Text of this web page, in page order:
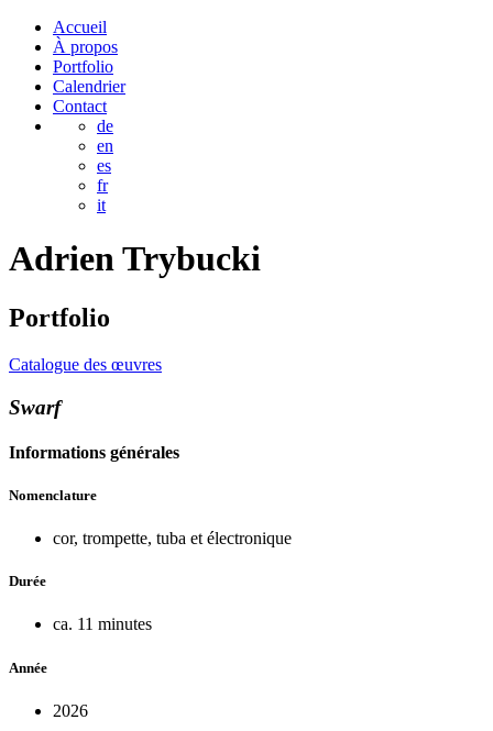
Accueil
À propos
Portfolio
Calendrier
Contact
de
en
es
fr
it
AdrienTrybucki
Portfolio
Catalogue des œuvres
Swarf
Informations générales
Nomenclature
cor, trompette, tuba et électronique
Durée
ca. 11 minutes
Année
2026